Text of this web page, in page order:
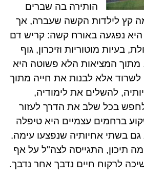
הותירה בה שברים
קץ לילדות הקשה שעברה, אך
נפגעה באורח קשה: קריש דם
בעיות מוטוריות וזיכרון, גוף
המציאות הלא פשוטה היא
אלא לבנות את חייה מתוך
להשלים את לימודיה,
בכל שלב את הדרך לעזור
ברחמים עצמיים היא טיפלה
בשתי אחיותיה שנפצעו עימה.
תיכון, התגייסה לצה"ל על אף
לרקוח חיים נדבך אחר נדבך.